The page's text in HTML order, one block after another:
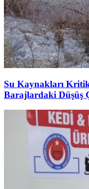
Su Kaynakları
Barajlardaki Düşüş